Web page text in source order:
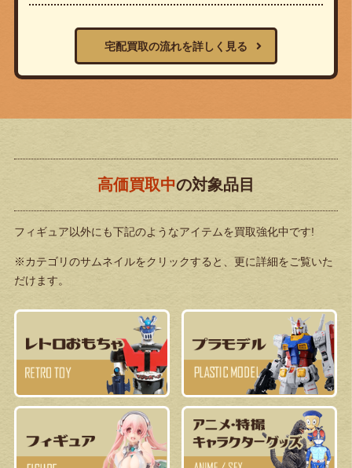
宅配買取の流れを詳しく見る
高価買取中の対象品目
フィギュア以外にも下記のようなアイテムを買取強化中です!
※カテゴリのサムネイルをクリックすると、更に詳細をご覧いた
だけます。